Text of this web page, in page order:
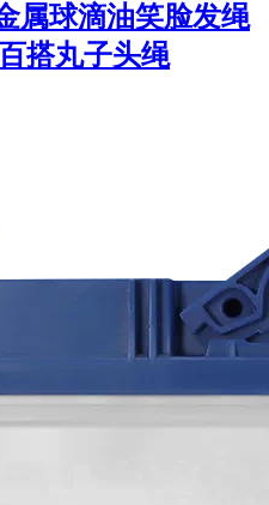
属球滴油笑脸发绳
搭丸子头绳